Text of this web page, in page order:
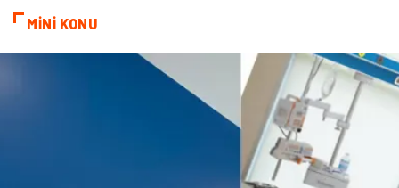
Gençlik
Dernekler ve Birlikler
MİNİ KONU